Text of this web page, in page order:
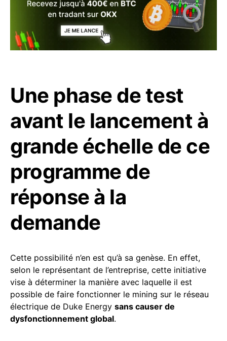
Une phase de test
avant le lancement à
grande échelle de ce
programme de
réponse à la
demande
Cette possibilité n’en est qu’à sa genèse. En effet,
selon le représentant de l’entreprise, cette initiative
vise à déterminer la manière avec laquelle il est
possible de faire fonctionner le mining sur le réseau
électrique de Duke Energy sans causer de
dysfonctionnement global.